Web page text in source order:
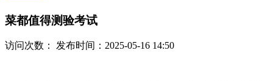
菜都值得测验考试
访问次数： 发布时间：2025-05-16 14:50